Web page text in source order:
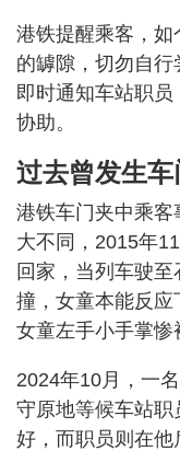
港铁提醒乘客，
的罅隙，切勿自
即时通知车站职
协助。
过去曾发生
港铁车门夹中乘
大不同，2015年
回家，当列车驶
撞，女童本能反应
女童左手小手掌惨
2024年10月，一
守原地等候车站
好，而职员则在他